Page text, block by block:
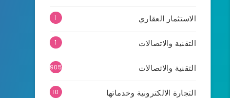
الاستثمار العقاري 1
التقنية والاتصالات 1
التقنية والاتصالات 905
التجارة الالكترونية وخدماتها 10